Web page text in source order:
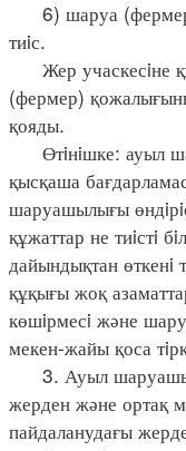
6) шаруа
тиiс.
Жер учаскесiне
(фермер)
қояды.
Өтiнiшке: ауыл
қысқаша
шаруашылығы
құжаттар не тиiстi
дайындықтан өткенi
құқығы жоқ
көшiрмесi және
мекен-жайы қоса
3. Ауыл
жерден және ортақ
пайдаланудағы